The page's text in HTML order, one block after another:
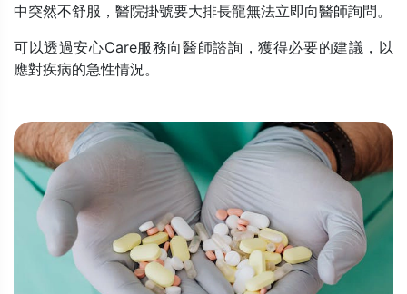
中突然不舒服，醫院掛號要大排長龍無法立即向醫師詢問。
可以透過安心Care服務向醫師諮詢，獲得必要的建議，以
應對疾病的急性情況。